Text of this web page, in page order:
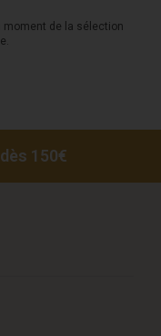
de la sélection
150€